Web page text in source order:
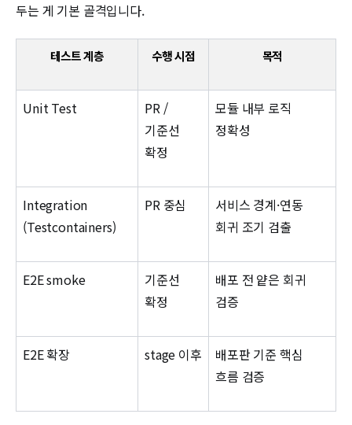
두는 게 기본 골격입니다.
테스트 계층 수행 시점 목적
Unit Test
PR /
기준선
확정
모듈 내부 로직
정확성
Integration
(Testcontainers)
PR 중심
서비스 경계·연동
회귀 조기 검출
E2E smoke
기준선
확정
배포 전 얕은 회귀
검증
E2E 확장 stage 이후
배포판 기준 핵심
흐름 검증